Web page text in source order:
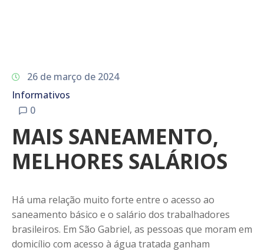
26 de março de 2024
Informativos
0
MAIS SANEAMENTO,
MELHORES SALÁRIOS
Há uma relação muito forte entre o acesso ao
saneamento básico e o salário dos trabalhadores
brasileiros. Em São Gabriel, as pessoas que moram em
domicílio com acesso à água tratada ganham